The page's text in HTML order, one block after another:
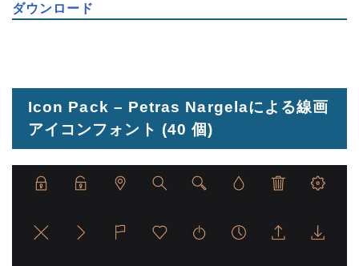
ダウンロード
Icon Pack – Petras Nargelaによる線画
アイコンフォント (40 個)